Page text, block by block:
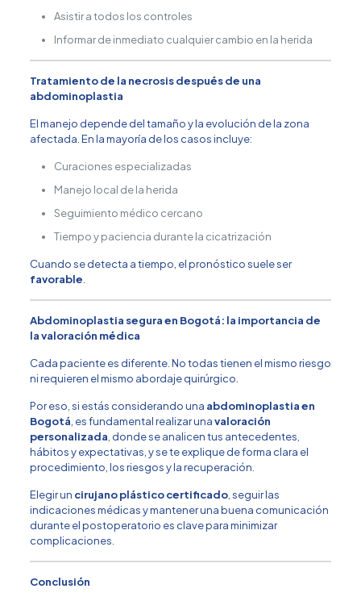
Asistir a todos los controles
Informar de inmediato cualquier cambio en la herida
Tratamiento de la necrosis después de una
abdominoplastia
El manejo depende del tamaño y la evolución de la zona
afectada. En la mayoría de los casos incluye:
Curaciones especializadas
Manejo local de la herida
Seguimiento médico cercano
Tiempo y paciencia durante la cicatrización
Cuando se detecta a tiempo, el pronóstico suele ser
favorable
Abdominoplastia segura en Bogotá: la importancia de
la valoración médica
Cada paciente es diferente. No todas tienen el mismo riesgo
ni requieren el mismo abordaje quirúrgico.
Por eso, si estás considerando una abdominoplastia en
Bogotá , es fundamental realizar unavaloración
personalizada , donde se analicen tus antecedentes,
hábitos y expectativas, y se te explique de forma clara el
procedimiento, los riesgos y la recuperación.
Elegir un cirujano plástico certificado, seguir las
indicaciones médicas y mantener una buena comunicación
durante el postoperatorio es clave para minimizar
complicaciones.
Conclusión